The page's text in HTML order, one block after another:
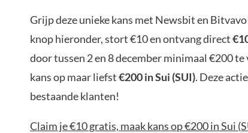
Grijp deze unieke kans met Newsbit en
knop hieronder, stort €10 en ontvang direct
door tussen 2 en 8 december minimaal €200
kans op maar liefst€200 in Sui (SUI). Deze
bestaande klanten!
Claim je €10 gratis, maak kans op €200 in Sui